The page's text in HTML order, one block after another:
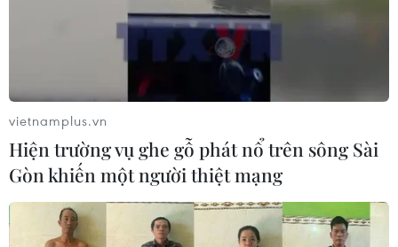
vietnamplus.vn
Hiện trường vụ ghe gỗ phát nổ trên sông Sài
Gòn khiến một người thiệt mạng